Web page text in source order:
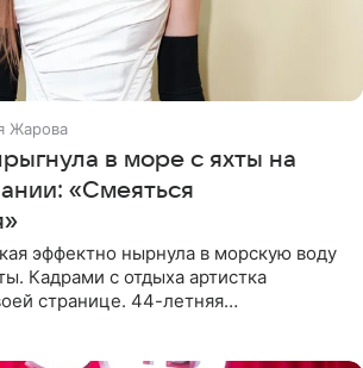
Жарова
в море с яхты на
«Смеяться
эффектно нырнула в морскую воду
Кадрами с отдыха артистка
странице. 44-летняя